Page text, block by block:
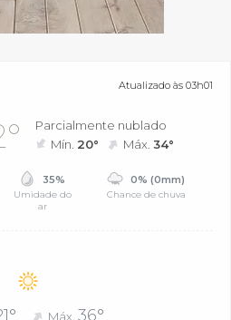
Atualizado às 03h01
Parcialmente nublado
Mín. 20° Máx.34°
35%
Umidade do
ar
0% (0mm)
Chance de chuva
Máx. 36°